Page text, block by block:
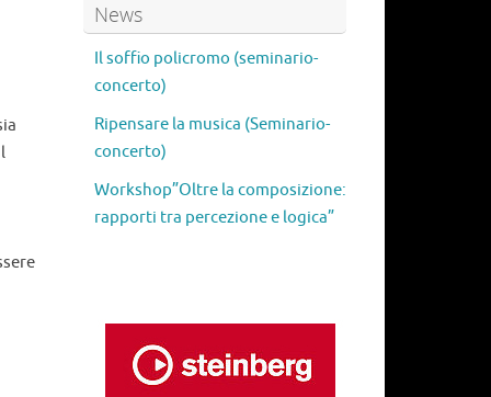
News
Il soffio policromo (seminario-
concerto)
Ripensare la musica (Seminario-
concerto)
Workshop”Oltre la composizione:
rapporti tra percezione e logica”